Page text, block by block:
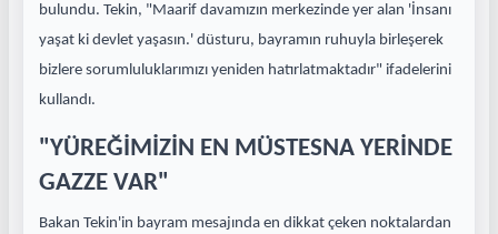
bulundu. Tekin, "Maarif davamızın merkezinde yer alan 'İnsanı
yaşat ki devlet yaşasın.' düsturu, bayramın ruhuyla birleşerek
bizlere sorumluluklarımızı yeniden hatırlatmaktadır" ifadelerini
kullandı.
"YÜREĞİMİZİN EN MÜSTESNA YERİNDE
GAZZE VAR"
Bakan Tekin'in bayram mesajında en dikkat çeken noktalardan